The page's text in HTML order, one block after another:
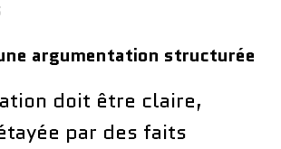
argumentation structurée
doit être claire,
par des faits